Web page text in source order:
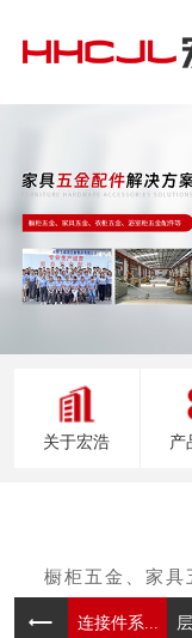
关于宏浩 产
连接件系...